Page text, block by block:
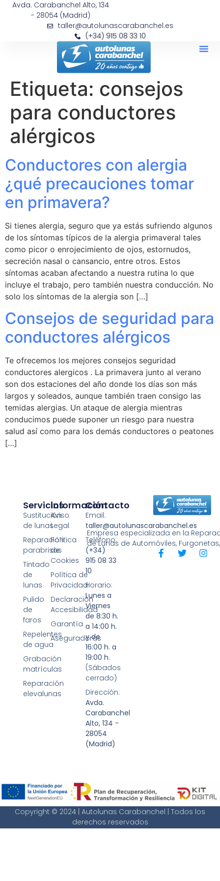
Avda. Carabanchel Alto, 134
- 28054 (Madrid)
taller@autolunascarabanchel.es
(+34) 915 08 33 10
Etiqueta: consejos
para conductores
alérgicos
Conductores con alergia
¿qué precauciones tomar
en primavera?
Si tienes alergia, seguro que ya estás sufriendo algunos
de los síntomas típicos de la alergia primaveral tales
como picor o enrojecimiento de ojos, estornudos,
secreción nasal o cansancio, entre otros. Estos
síntomas acaban afectando a nuestra rutina lo que
incluye el trabajo, pero también nuestra conducción. No
solo los síntomas de la alergia son […]
Consejos de seguridad para
conductores alérgicos
Te ofrecemos los mejores consejos seguridad
conductores alergicos . La primavera junto al verano
son dos estaciones del año donde los días son más
largos y soleados, aunque también traen consigo las
temidas alergias. Un ataque de alergia mientras
conducimos puede suponer un riesgo para nuestra
salud así como para los demás conductores o peatones
[…]
Empresa especializada en la
de Lunas de Automóviles,
Servicios
Sustitución
de lunas
Reparación
parabrisas
Tintado
de
lunas
Pulido
de
faros
Repelentes
de agua
Grabación
matrículas
Reparación
elevalunas
Información
Aviso
Legal
Política
de
Cookies
Política de
Privacidad
Declaración
Accesibilidad
Garantía
Aseguradoras
Contacto
Email:
taller@autolunascarabanchel.es
Teléfono:
(+34)
915 08 33
10
Horario:
Lunes a
Viernes
de 8:30 h.
a 14:00 h.
y de
16:00 h. a
19:00 h.
(Sábados
cerrado)
Dirección:
Avda.
Carabanchel
Alto, 134 -
28054
(Madrid)
Copyright © 2024 | Autolunas Carabanchel | Todos los
derechos reservados